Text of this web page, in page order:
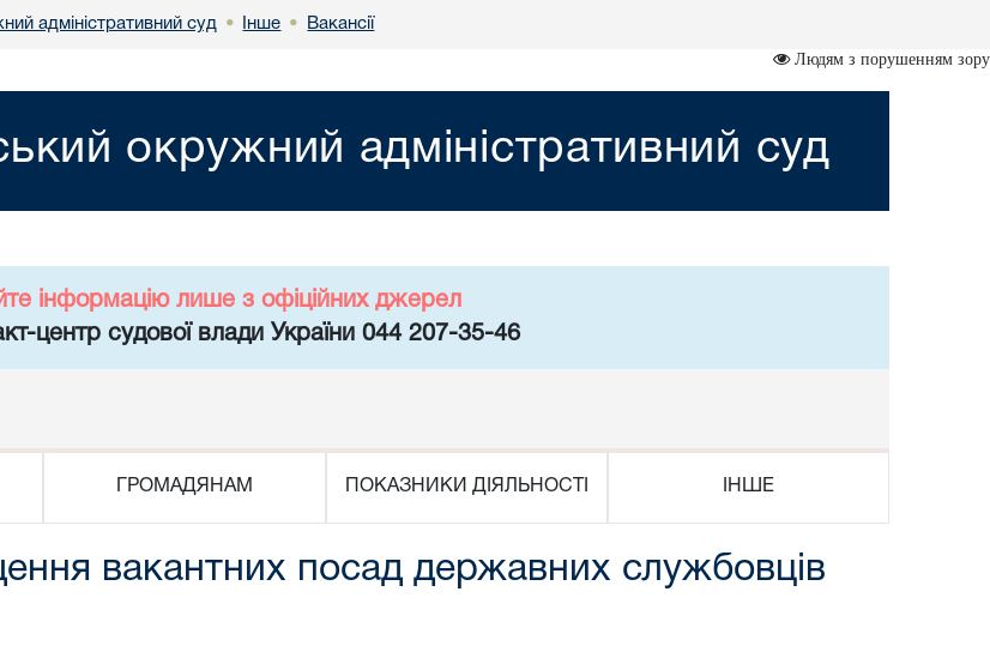
адміністративний суд • Інше • Вакансії
Людям з порушенням зору
окружний адміністративний суд
інформацію лише з офіційних джерел
центр судової влади України 044 207-35-46
ГРОМАДЯНАМ ПОКАЗНИКИ ДІЯЛЬНОСТІ ІНШЕ
вакантних посад державних службовців